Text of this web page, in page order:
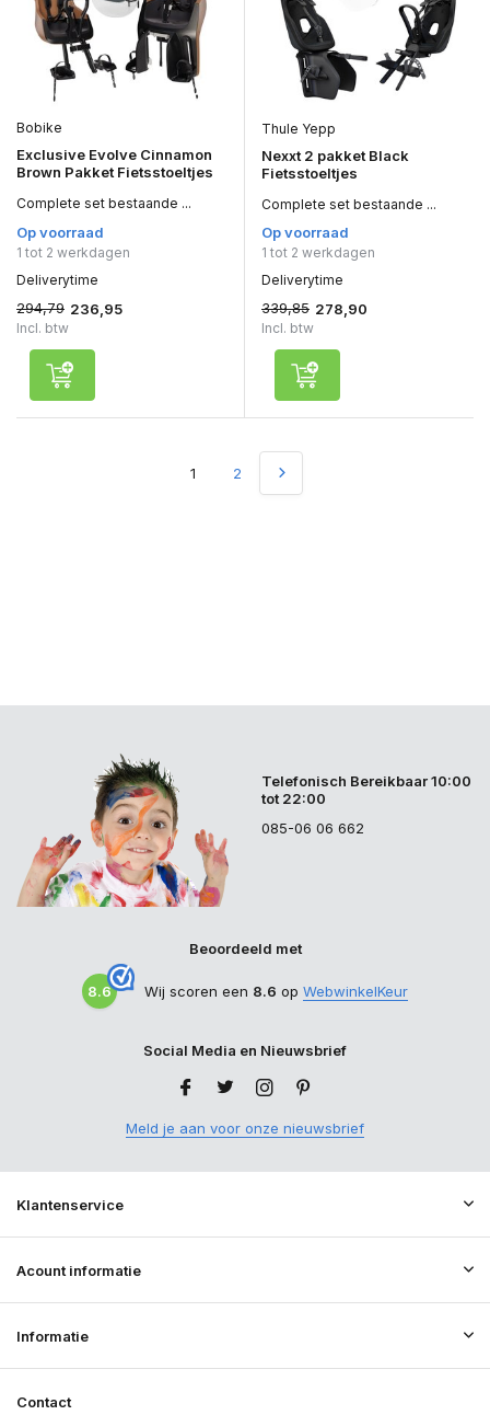
Bobike
Exclusive Evolve Cinnamon
Brown Pakket Fietsstoeltjes
Complete set bestaande ...
Op voorraad
1 tot 2 werkdagen
Deliverytime
294,79 236,95
Incl. btw
Thule Yepp
Nexxt 2 pakket Black
Fietsstoeltjes
Complete set bestaande ...
Op voorraad
1 tot 2 werkdagen
Deliverytime
339,85 278,90
Incl. btw
1 2
Telefonisch Bereikbaar 10:00
tot 22:00
085-06 06 662
Beoordeeld met
8.6 Wij scoren een 8.6 op WebwinkelKeur
Social Media en Nieuwsbrief
Meld je aan voor onze nieuwsbrief
Klantenservice
Acount informatie
Informatie
Contact